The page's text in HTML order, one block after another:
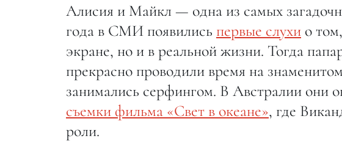
Алисия и Майкл — одна из самых
года в СМИ появились первые слухи о
экране, но и в реальной жизни. Тогда
прекрасно проводили время на
занимались серфингом. В Австралии они
съемки фильма «Свет в океане», где
роли.